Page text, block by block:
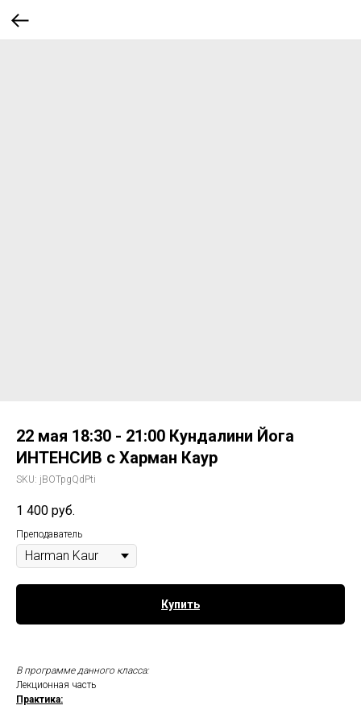
22 мая 18:30 - 21:00 Кундалини Йога
ИНТЕНСИВ с Харман Каур
SKU: jBOTpgQdPti
1 400 руб.
Преподаватель
Купить
В программе данного класса:
Лекционная часть
Практика: